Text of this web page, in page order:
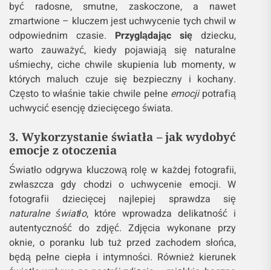
2. Zrozumienie emocji dziecka – jak
rozpoznać momenty pełne radości i
wzruszenia
Rozumienie emocji dziecka to podstawa w
fotografii, w szczególności w fotografii dziecięcej.
Warto zauważyć, że emocje dzieci są bardziej
wyraziste i nieprzewidywalne, co czyni je
doskonałym materiałem do fotografii. Dziecko może
być radosne, smutne, zaskoczone, a nawet
zmartwione – kluczem jest uchwycenie tych chwil w
odpowiednim czasie. Przyglądając siędziecku,
warto zauważyć, kiedy pojawiają się naturalne
uśmiechy, ciche chwile skupienia lub momenty, w
których maluch czuje się bezpieczny i kochany.
Często to właśnie takie chwile pełneemocjipotrafią
uchwycić esencję dziecięcego świata.